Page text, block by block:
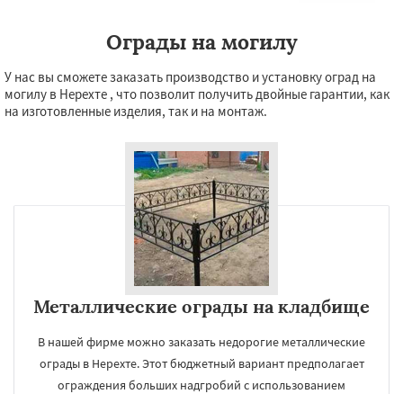
Ограды на могилу
У нас вы сможете заказать производство и установку оград на
могилу в Нерехте , что позволит получить двойные гарантии, как
на изготовленные изделия, так и на монтаж.
Металлические ограды на кладбище
В нашей фирме можно заказать недорогие металлические
ограды в Нерехте. Этот бюджетный вариант предполагает
ограждения больших надгробий с использованием